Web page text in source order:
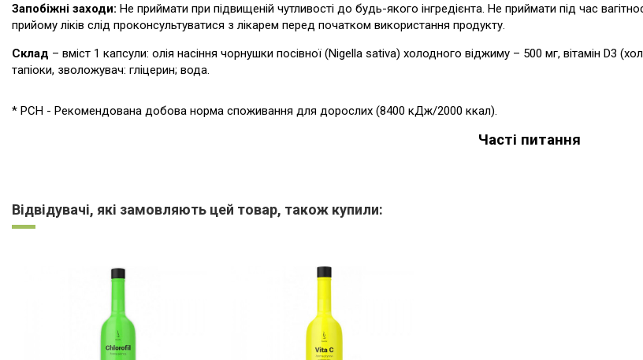
Запобіжні заходи: Не приймати при підвищеній чутливості до будь-якого інгредієнта. Не приймати під час
прийому ліків слід проконсультуватися з лікарем перед початком використання продукту.
Склад – вміст 1 капсули: олія насіння чорнушки посівної (Nigella sativa) холодного віджиму – 500 мг, вітамін
тапіоки, зволожувач: гліцерин; вода.
* РСН - Рекомендована добова норма споживання для дорослих (8400 кДж/2000 ккал).
Часті питання
Відвідувачі, які замовляють цей товар, також купили: